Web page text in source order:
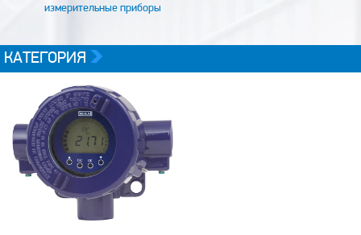
измерительные приборы
КАТЕГОРИЯ